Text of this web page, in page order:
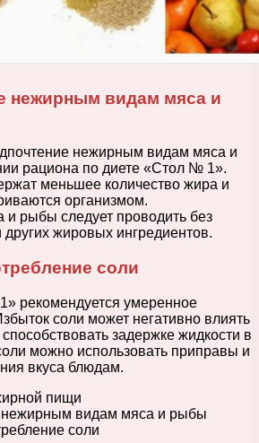
нежирным видам мяса и
нежирным видам мяса и
рациона по диете «Стол № 1».
меньшее количество жира и
организмом.
и рыбы следует проводить без
жировых ингредиентов.
соли
рекомендуется умеренное
соли может негативно влиять
задержке жидкости в
можно использовать приправы и
вкуса блюдам.
пищи
нежирным видам мяса и рыбы
соли